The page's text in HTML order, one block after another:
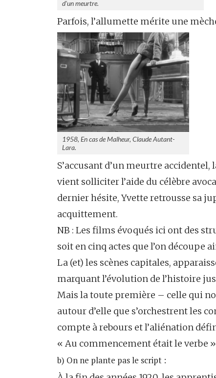
d’un meurtre.
Parfois, l’allumette mérite une
1958, En cas de Malheur, Claude Autant-
Lara.
S’accusant d’un meurtre
vient solliciter l’aide du célèbre
dernier hésite, Yvette retrousse sa
acquittement.
NB : Les films évoqués ici ont des
soit en cinq actes que l’on découpe
La (et) les scènes capitales,
marquant l’évolution de l’histoire
Mais la toute première – celle qui
autour d’elle que s’orchestrent les
compte à rebours et l’aliénation
« Au commencement était le verbe
b) On ne plante pas le script :